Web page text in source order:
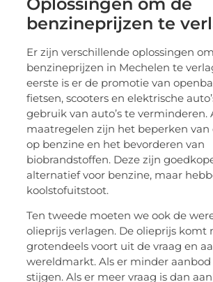
benzineprijzen te
Er zijn verschillende oplossingen
benzineprijzen in Mechelen te
eerste is er de promotie van
fietsen, scooters en elektrische
gebruik van auto’s te verminderen.
maatregelen zijn het beperken van
op benzine en het bevorderen van
biobrandstoffen. Deze zijn
alternatief voor benzine, maar
koolstofuitstoot.
Ten tweede moeten we ook de
olieprijs verlagen. De olieprijs komt
grotendeels voort uit de vraag en
wereldmarkt. Als er minder aanbod
stijgen. Als er meer vraag is dan